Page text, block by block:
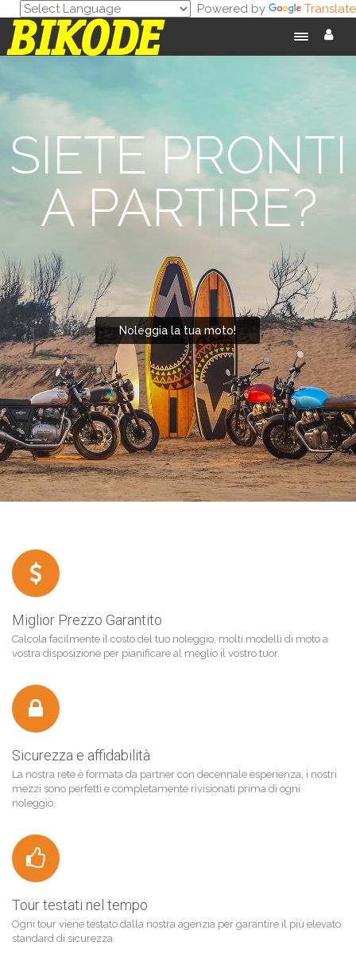
Powered by Translate
SIETE PRONTI
A PARTIRE?
Noleggia la tua moto!
Miglior Prezzo Garantito
Calcola facilmente il costo del tuo noleggio, molti modelli di moto a
vostra disposizione per pianificare al meglio il vostro tuor.
Sicurezza e affidabilità
La nostra rete è formata da partner con decennale esperienza, i nostri
mezzi sono perfetti e completamente rivisionati prima di ogni
noleggio.
Tour testati nel tempo
Ogni tour viene testato dalla nostra agenzia per garantire il più elevato
standard di sicurezza.